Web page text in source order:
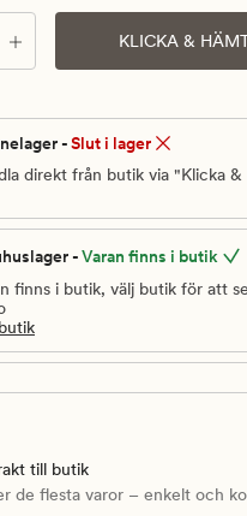
KLICKA &
-Slut i lager
direkt från butik via "Klicka &
-Varan finns i butik
finns i butik, välj butik för att
till butik
de flesta varor – enkelt och